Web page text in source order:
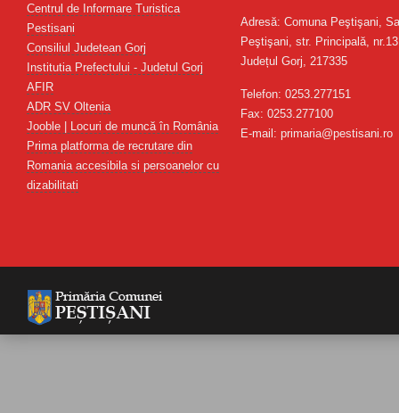
Centrul de Informare Turistica
Pestisani
Consiliul Judetean Gorj
Institutia Prefectului - Judetul Gorj
AFIR
ADR SV Oltenia
Jooble | Locuri de muncă în România
Prima platforma de recrutare din
Romania accesibila si persoanelor cu
dizabilitati
Adresă: Comuna Peştişani,
Peştişani, str. Principală,
Județul Gorj, 217335
Telefon: 0253.277151
Fax: 0253.277100
E-mail: primaria@pestisani.ro